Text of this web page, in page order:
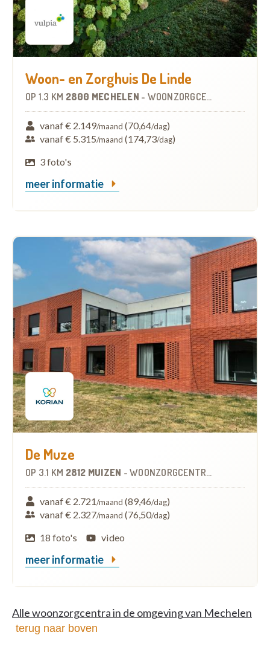
Woon- en Zorghuis De Linde
OP 1.3 KM 2800 MECHELEN - WOONZORGCENTRUM (WZC)
vanaf € 2.149/maand (70,64/dag)
vanaf € 5.315/maand (174,73/dag)
3 foto's
meer informatie
De Muze
OP 3.1 KM 2812 MUIZEN - WOONZORGCENTRUM (WZC)
vanaf € 2.721/maand (89,46/dag)
vanaf € 2.327/maand (76,50/dag)
18 foto's
video
meer informatie
Alle woonzorgcentra in de omgeving van Mechelen
terug naar boven